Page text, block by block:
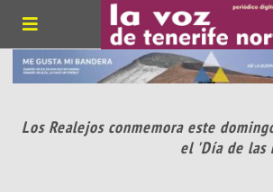
Los Realejos conmemora este
el 'Día de las